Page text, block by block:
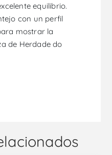
equilibrio.
con un perfil
mostrar la
de Herdade do